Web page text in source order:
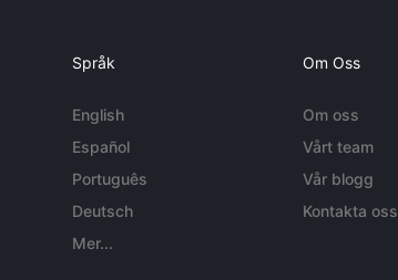
Språk
English
Español
Português
Deutsch
Mer...
Om Oss
Om oss
Vårt team
Vår blogg
Kontakta oss